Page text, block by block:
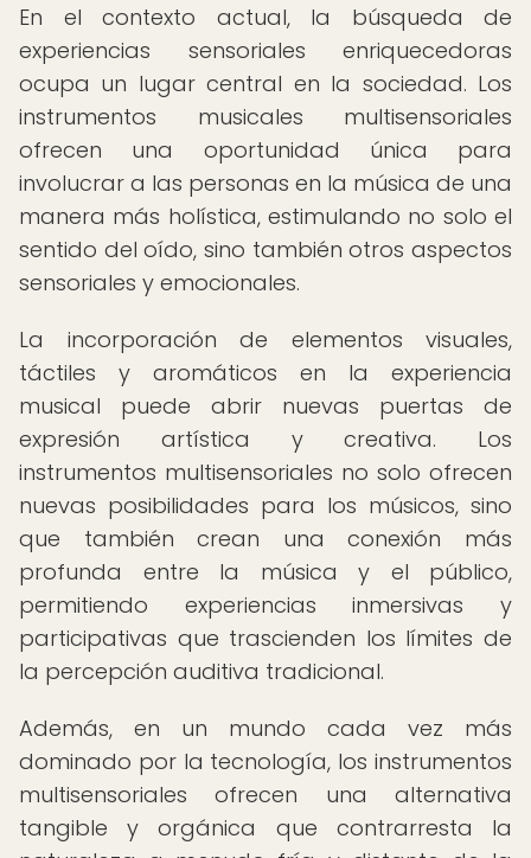
En el contexto actual, la búsqueda de
experiencias sensoriales enriquecedoras
ocupa un lugar central en la sociedad. Los
instrumentos musicales multisensoriales
ofrecen una oportunidad única para
involucrar a las personas en la música de una
manera más holística, estimulando no solo el
sentido del oído, sino también otros aspectos
sensoriales y emocionales.
La incorporación de elementos visuales,
táctiles y aromáticos en la experiencia
musical puede abrir nuevas puertas de
expresión artística y creativa. Los
instrumentos multisensoriales no solo ofrecen
nuevas posibilidades para los músicos, sino
que también crean una conexión más
profunda entre la música y el público,
permitiendo experiencias inmersivas y
participativas que trascienden los límites de
la percepción auditiva tradicional.
Además, en un mundo cada vez más
dominado por la tecnología, los instrumentos
multisensoriales ofrecen una alternativa
tangible y orgánica que contrarresta la